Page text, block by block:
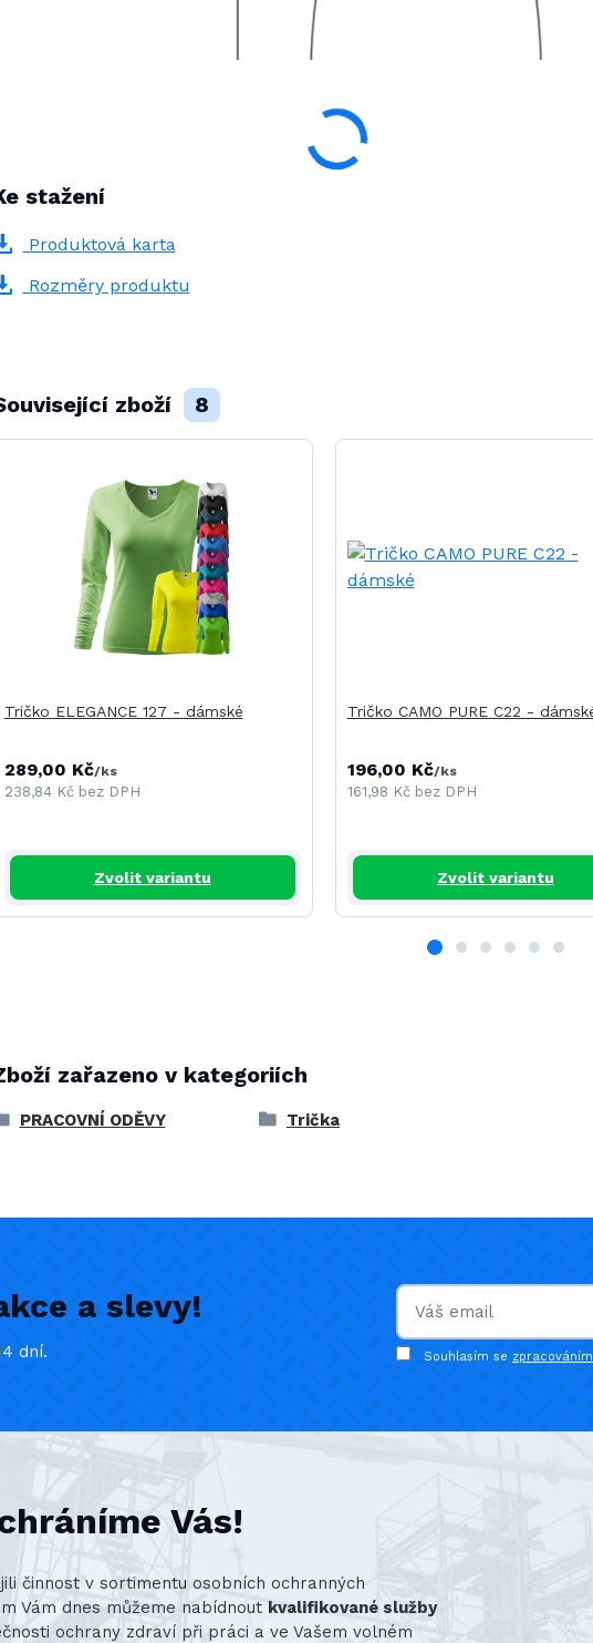
stažení
Produktová karta
Rozměry produktu
zboží 8
Tričko ELEGANCE 127 - dámské
289,00 Kč/ks
238,84 Kč bez DPH
Zvolit variantu
Tričko CAMO PURE C22 -
196,00 Kč/ks
161,98 Kč bez DPH
Zvolit variantu
zařazeno v kategoriích
PRACOVNÍ ODĚVY Trička
a slevy!
dní. Souhlasím se
Vás!
činnost v sortimentu osobních ochranných
Vám dnes můžeme nabídnout kvalifikované služby
ochrany zdraví při práci a ve Vašem volném